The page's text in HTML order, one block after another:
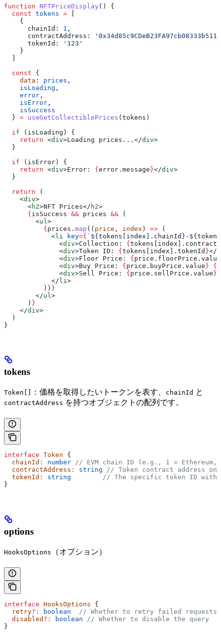
function NFTPriceDisplay () {
  const
tokens = [
    {
      chainId:
1 ,
      contractAddress:
      tokenId:
'123'
    }
  ]
  const
{
    data
: prices ,
    isLoading
,
    error
,
    isError
,
    isSuccess
  }
= useGetCollectiblePrices (tokens )
  if
( isLoading ) {
    return
<div>Loading prices... </div>
  }
  if
( isError) {
    return
<div>Error: {error . message}</div>
  }
  return
(
    <
div>
      <
h2>NFT Prices</ h2>
      {
isSuccess && prices && (
        <
ul >
          {
prices . map (( price , index ) => (
            <
li key={ ` ${tokens [ index ]. chainId } - ${tokens
              <
div>Collection: {tokens [ index ].
              <
div>Token ID: {tokens [ index ]. tokenId }</
              <
div>Floor Price: {price . floorPrice . value
              <
div>Buy Price: {price . buyPrice . value} {
              <
div>Sell Price: {price . sellPrice . value}
            </
li >
          ))
}
        </
ul >
      )
}
    </
div>
  )
}
tokens
Token[] ：価格を取得したいトークンを表す、 chainId と
contractAddress を持つオブジェクトの配列です。
interface Token {
  chainId
: number // EVM chain ID (e.g., 1 = Ethereum,
  contractAddress
: string // Token contract address
  tokenId
: string
// The specific token ID
}
options
HooksOptions （オプション）
interface HooksOptions {
  retry
?: boolean
// Whether to retry failed requests
  disabled
?: boolean // Whether to disable the query
}